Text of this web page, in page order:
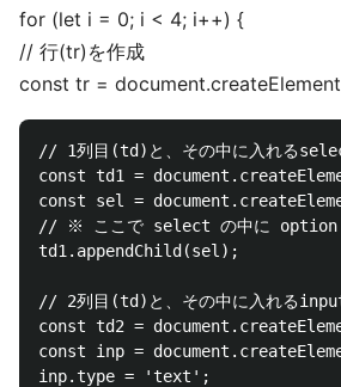
for (let i = 0; i < 4; i++) {
// 行(tr)を作成
const tr =
// 1列目(td)と、その中に入れる
const td1 =
const sel =
// ※ ここで select の中に option を
td1.appendChild(sel);
// 2列目(td)と、その中に入れる
const td2 =
const inp =
inp.type = 'text';